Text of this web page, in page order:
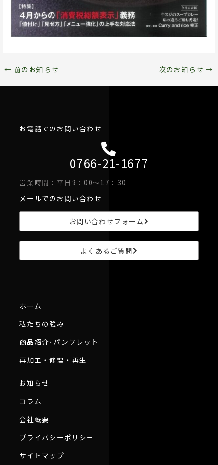
← 前のお知らせ 次のお知らせ→
お電話でのお問い合わせ
0766-21-1677
営業時間：平日9：00～17：30
メールでのお問い合わせ
お問い合わせフォーム
よくあるご質問
ホーム
私たちの強み
商品紹介･パンフレット
再加工・修理・再生
お知らせ
コラム
会社概要
プライバシーポリシー
サイトマップ